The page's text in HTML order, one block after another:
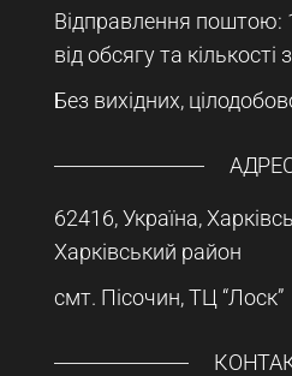
Відправлення поштою:
від обсягу та
Без вихідних,
62416, Україна,
Харківський район
смт. Пісочин, ТЦ “Лоск”